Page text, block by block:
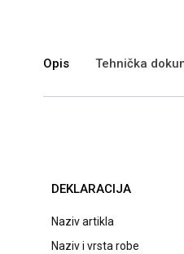
Opis Tehnička
DEKLARACIJA
Naziv artikla
Naziv i vrsta robe